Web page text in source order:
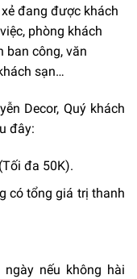
đang được khách
phòng khách
ban công, văn
sạn…
Decor, Quý khách
đây:
đa 50K).
có tổng giá trị thanh
nếu không hài